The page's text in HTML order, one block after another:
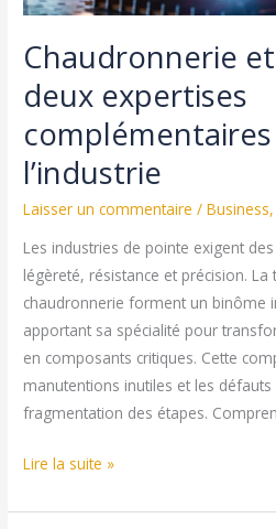
Chaudronnerie
deux expertises
l’industrie
Laisser un commentaire /Business
Les industries de pointe exigent
légèreté, résistance et précision.
chaudronnerie forment un binôme
apportant sa spécialité pour
en composants critiques. Cette
manutentions inutiles et les défauts
fragmentation des étapes.
Chaudronnerie
tôlerie
Lire la suite »